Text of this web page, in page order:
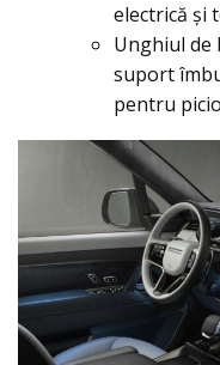
electrică și
Unghiul de
suport
pentru